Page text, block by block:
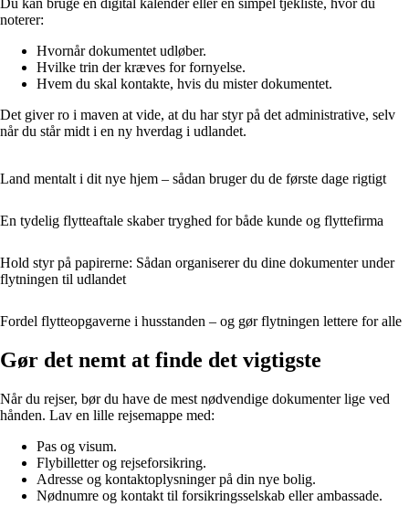
noterer:
Hvornår dokumentet udløber.
Hvilke trin der kræves for fornyelse.
Hvem du skal kontakte, hvis du mister dokumentet.
Det giver ro i maven at vide, at du har styr på det administrative, selv
når du står midt i en ny hverdag i udlandet.
Land mentalt i dit nye hjem – sådan bruger du de første dage rigtigt
En tydelig flytteaftale skaber tryghed for både kunde og flyttefirma
Hold styr på papirerne: Sådan organiserer du dine dokumenter under
flytningen til udlandet
Fordel flytteopgaverne i husstanden – og gør flytningen lettere for alle
Gør det nemt at finde det vigtigste
Når du rejser, bør du have de mest nødvendige dokumenter lige ved
hånden. Lav en lille rejsemappe med:
Pas og visum.
Flybilletter og rejseforsikring.
Adresse og kontaktoplysninger på din nye bolig.
Nødnumre og kontakt til forsikringsselskab eller ambassade.